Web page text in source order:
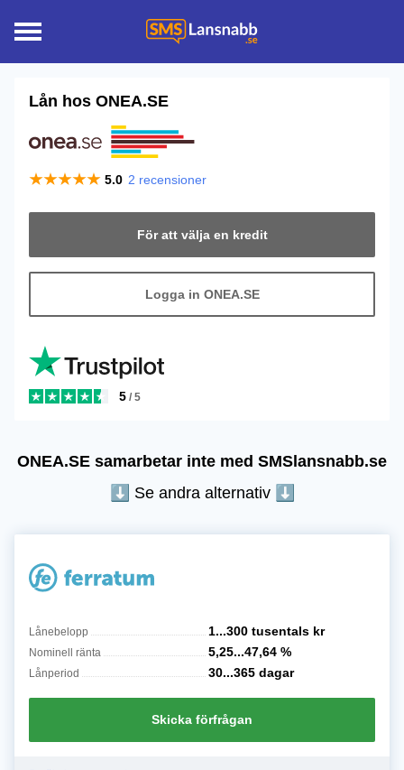
Lån hos ONEA.SE
5.0 2 recensioner
För att välja en kredit
Logga in ONEA.SE
5 / 5
ONEA.SE samarbetar inte med SMSlansnabb.se
⬇︎ Se andra alternativ ⬇
Lånebelopp 1...300 tusentals kr
Nominell ränta 5,25...47,64 %
Lånperiod 30...365 dagar
Skicka förfrågan